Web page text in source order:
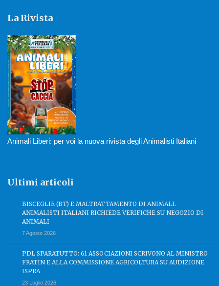
La Rivista
Animali Liberi: per voi la nuova rivista degli Animalisti Italiani
Ultimi articoli
BISCEGLIE (BT) E MALTRATTAMENTO DI ANIMALI.
ANIMALISTI ITALIANI RICHIEDE VERIFICHE SU NEGOZIO DI
ANIMALI
7 Agosto 2026
PDL SPARATUTTO: 61 ASSOCIAZIONI SCRIVONO AL MINISTRO
FRATIN E ALLA COMMISSIONE AGRICOLTURA SU AUDIZIONE
ISPRA
23 Luglio 2026